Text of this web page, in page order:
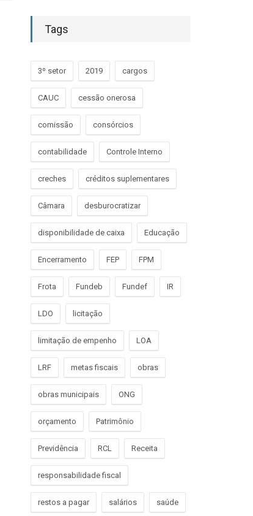
Tags
3º setor 2019 cargos
CAUC cessão onerosa
comissão consórcios
contabilidade Controle Interno
creches créditos suplementares
Câmara desburocratizar
disponibilidade de caixa Educação
Encerramento FEP FPM
Frota Fundeb Fundef IR
LDO licitação
limitação de empenho LOA
LRF metas fiscais obras
obras municipais ONG
orçamento Patrimônio
Previdência RCL Receita
responsabilidade fiscal
restos a pagar salários saúde